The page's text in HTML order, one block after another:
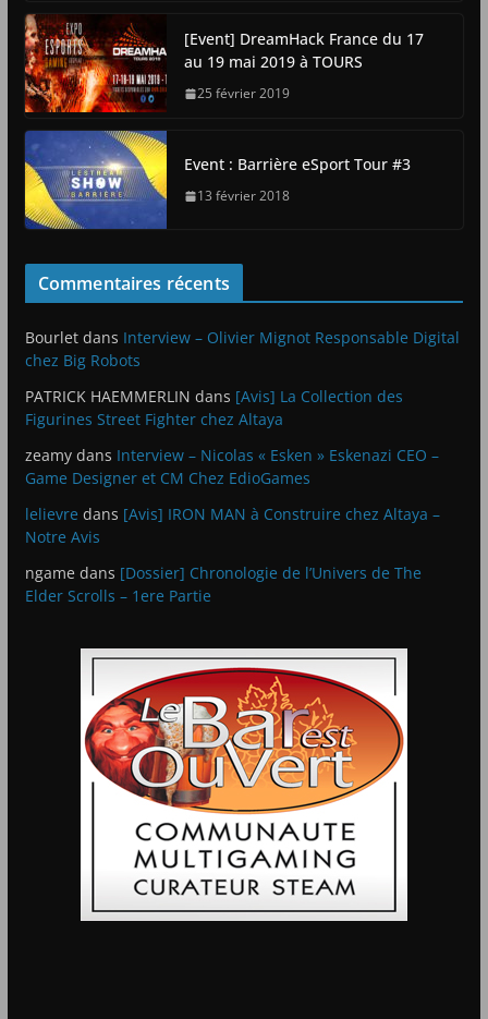
[Event] DreamHack France du 17
au 19 mai 2019 à TOURS
25 février 2019
Event : Barrière eSport Tour #3
13 février 2018
Commentaires récents
Bourletdans Interview – Olivier Mignot Responsable Digital
chez Big Robots
PATRICK HAEMMERLIN dans [Avis] La Collection des
Figurines Street Fighter chez Altaya
zeamydans Interview – Nicolas « Esken » Eskenazi CEO –
Game Designer et CM Chez EdioGames
lelievre dans [Avis] IRON MAN à Construire chez Altaya –
Notre Avis
ngame dans [Dossier] Chronologie de l’Univers de The
Elder Scrolls – 1ere Partie